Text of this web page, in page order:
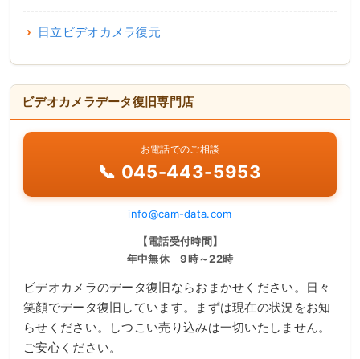
日立ビデオカメラ復元
ビデオカメラデータ復旧専門店
お電話でのご相談
📞 045-443-5953
info@cam-data.com
【電話受付時間】
年中無休 9時～22時
ビデオカメラのデータ復旧ならおまかせください。日々
笑顔でデータ復旧しています。まずは現在の状況をお知
らせください。しつこい売り込みは一切いたしません。
ご安心ください。